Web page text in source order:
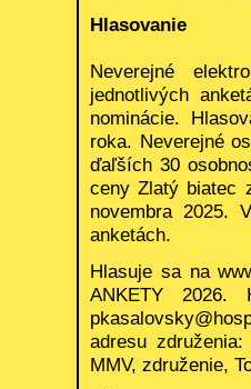
Hlasovanie
Neverejné
jednotlivých
nominácie.
roka. Neverejné
ďaľších 30
ceny Zlatý biatec
novembra 2025.
anketách.
Hlasuje sa na
ANKETY
adresu
MMV, združenie,